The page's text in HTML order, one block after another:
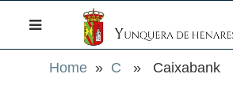
Home » C » Caixabank